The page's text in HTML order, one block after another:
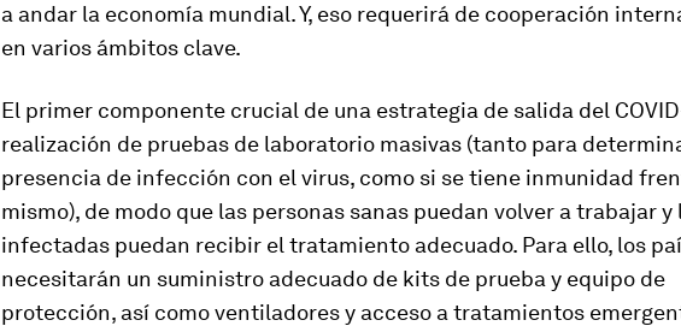
a andar la economía mundial. Y, eso requerirá de cooperación
en varios ámbitos clave.
El primer componente crucial de una estrategia de salida del
realización de pruebas de laboratorio masivas (tanto para
presencia de infección con el virus, como si se tiene inmunidad
mismo), de modo que las personas sanas puedan volver a trabajar y
infectadas puedan recibir el tratamiento adecuado. Para ello, los
necesitarán un suministro adecuado de kits de prueba y equipo de
protección, así como ventiladores y acceso a tratamientos